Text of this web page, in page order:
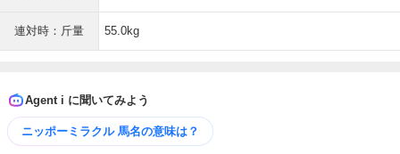
連対時：斤量 55.0kg
Agent i に聞いてみよう
ニッポーミラクル 馬名の意味は？